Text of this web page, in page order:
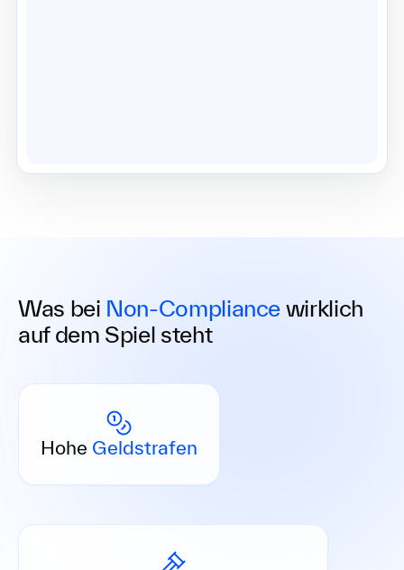
Was bei Non-Compliance wirklich
auf dem Spiel steht
Hohe Geldstrafen
Strafen bis zu 5 Mio € oder 10 % des
Jahresumsatzes – bei Verstößen wird es schnell
teuer.
Freiheitsstrafen bis zu 10 Jahren bei